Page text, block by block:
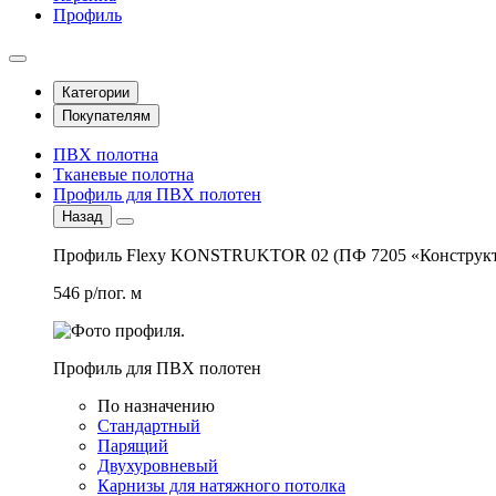
Профиль
Категории
Покупателям
ПВХ полотна
Тканевые полотна
Профиль для ПВХ полотен
Назад
Профиль Flexy KONSTRUKTOR 02 (ПФ 7205
546 р/пог. м
Профиль для ПВХ полотен
По назначению
Стандартный
Парящий
Двухуровневый
Карнизы для натяжного потолка